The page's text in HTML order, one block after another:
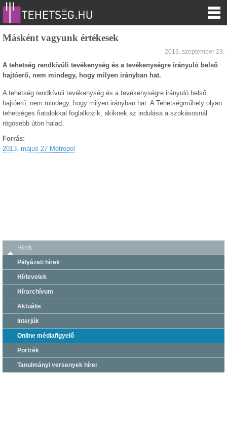
Másként vagyunk értékesek
2013. szeptember 23.
A tehetség rendkívüli tevékenység és a tevékenységre irányuló belső
hajtóerő, nem mindegy, hogy milyen irányban hat.
A tehetség rendkívüli tevékenység és a tevékenységre irányuló belső
hajtóerő, nem mindegy, hogy milyen irányban hat. A Tehetségműhely olyan
tehetséges fiatalokkal foglalkozik, akiknek az indulása a szokásosnál
rögösebb úton halad.
Forrás:
2013. május 27 Metropol
Hírek
Pályázati hírek
Hírlevelek
Hírarchívum
Aktuális
Interjúk
Online médiafigyelő
Portrék
Tanulmányi versenyek hírei